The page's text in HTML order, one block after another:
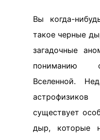
Вы когда-
такое черные
загадочные
пониманию
Вселенной.
существует
дыр, которые